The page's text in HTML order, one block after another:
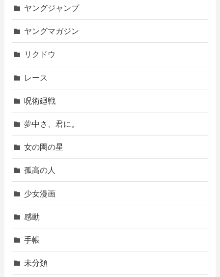
ヤングジャンプ
ヤングマガジン
リクドウ
レース
呪術廻戦
夢中さ、君に。
女の園の星
孤高の人
少女漫画
感動
手帳
未分類